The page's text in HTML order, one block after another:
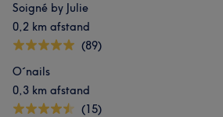
Soigné by Julie
0,2 km afstand
(89)
O´nails
0,3 km afstand
(15)